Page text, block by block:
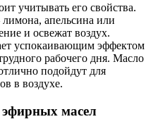
учитывать его свойства.
апельсина или
и освежат воздух.
успокаивающим эффектом
рабочего дня. Масло
подойдут для
в воздухе.
масел